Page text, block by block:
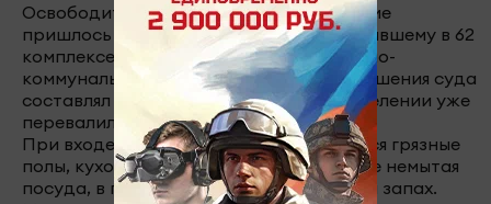
Освободить квартиру. Такое требование
пришлось услышать челнинцу, проживавшему в 62
комплексе. Причина - неуплата жилищно-
коммунальных услуг. Долг на момент решения суда
составлял 142 тысячи рублей, а при выселении уже
перевалил за 170 тысяч.
При входе в квартиру в глаза бросаются грязные
полы, кухонная плита, стены, в раковине немытая
посуда, в помещении стоит неприятный запах.